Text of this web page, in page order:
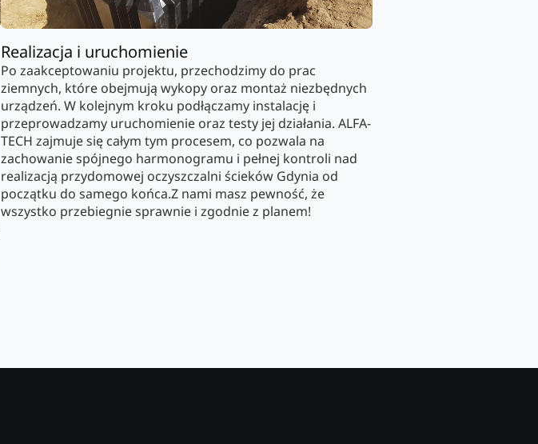
Realizacja i uruchomienie
Po zaakceptowaniu projektu, przechodzimy do prac
ziemnych, które obejmują wykopy oraz montaż niezbędnych
urządzeń. W kolejnym kroku podłączamy instalację i
przeprowadzamy uruchomienie oraz testy jej działania. ALFA-
TECH zajmuje się całym tym procesem, co pozwala na
zachowanie spójnego harmonogramu i pełnej kontroli nad
realizacją przydomowej oczyszczalni ścieków Gdynia od
początku do samego końca.Z nami masz pewność, że
wszystko przebiegnie sprawnie i zgodnie z planem!